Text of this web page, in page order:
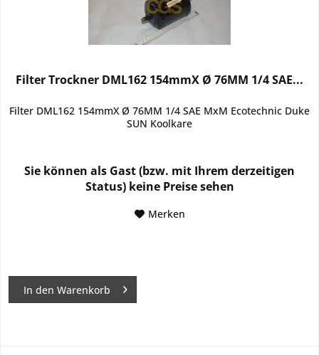
Filter Trockner DML162 154mmX Ø 76MM 1/4 SAE...
Filter DML162 154mmX Ø 76MM 1/4 SAE MxM Ecotechnic Duke
SUN Koolkare
Sie können als Gast (bzw. mit Ihrem derzeitigen
Status) keine Preise sehen
Merken
In den Warenkorb